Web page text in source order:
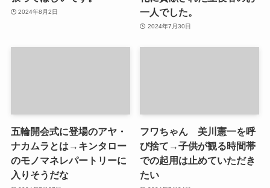
2024年8月2日
一人でした。
2024年7月30日
五輪開会式に登場のアヤ・
ナカムラとは→キンタロー
のモノマネレパートリーに
入りそうだな
フワちゃん 美川憲一を呼
び捨て→子供が観る時間帯
での起用は止めていただき
たい